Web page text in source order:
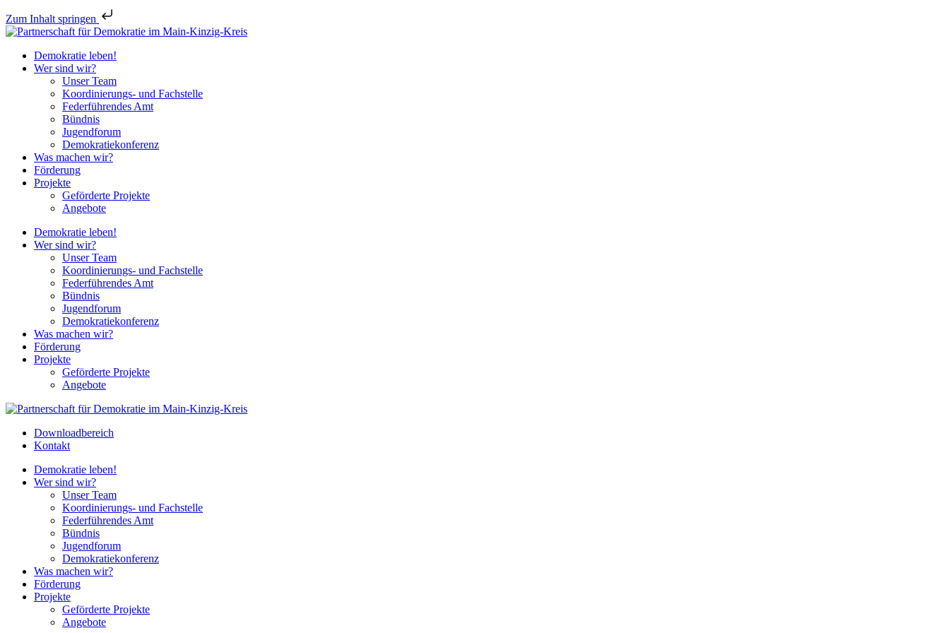
Zum Inhalt springen
Demokratie leben!
Wer sind wir?
Unser Team
Koordinierungs- und Fachstelle
Federführendes Amt
Bündnis
Jugendforum
Demokratiekonferenz
Was machen wir?
Förderung
Projekte
Geförderte Projekte
Angebote
Demokratie leben!
Wer sind wir?
Unser Team
Koordinierungs- und Fachstelle
Federführendes Amt
Bündnis
Jugendforum
Demokratiekonferenz
Was machen wir?
Förderung
Projekte
Geförderte Projekte
Angebote
Downloadbereich
Kontakt
Demokratie leben!
Wer sind wir?
Unser Team
Koordinierungs- und Fachstelle
Federführendes Amt
Bündnis
Jugendforum
Demokratiekonferenz
Was machen wir?
Förderung
Projekte
Geförderte Projekte
Angebote